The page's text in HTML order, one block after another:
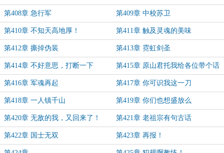
么？
第408章 急行军 第409章 中校苏卫
第410章 不知天高地厚！ 第411章 触及灵魂的美味
第412章 撕掉伪装 第413章 霓虹剑圣
第414章 不好意思，打断一下 第415章 原山君托我给各位带个话
第416章 军魂再起 第417章 你可识我这一刀
第418章 一人镇千山 第419章 你们也想盛放么
第420章 无敌的我，又回来了！ 第421章 老祖宗有句古话
第422章 国士无双 第423章 再报！